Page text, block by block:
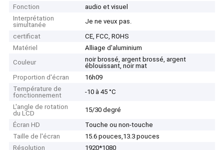
Fonction
audio et visuel
Interprétation
simultanée
Je ne veux pas.
certificat
CE, FCC, ROHS
Matériel
Alliage d'aluminium
Couleur
noir brossé, argent brossé, argent
éblouissant, noir mat
Proportion d'écran
16h09
Température de
fonctionnement
-10 à 45 °C
L'angle de rotation
du LCD
15/30 degré
Écran HD
Touche ou non-touche
Taille de l'écran
15.6 pouces,13.3 pouces
Résolution
1920*1080